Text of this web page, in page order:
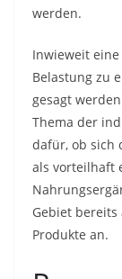
werden.
Inwieweit
Belastung zu
gesagt
Thema der
dafür, ob sich
als vorteilhaft
Gebiet
Produkte an.